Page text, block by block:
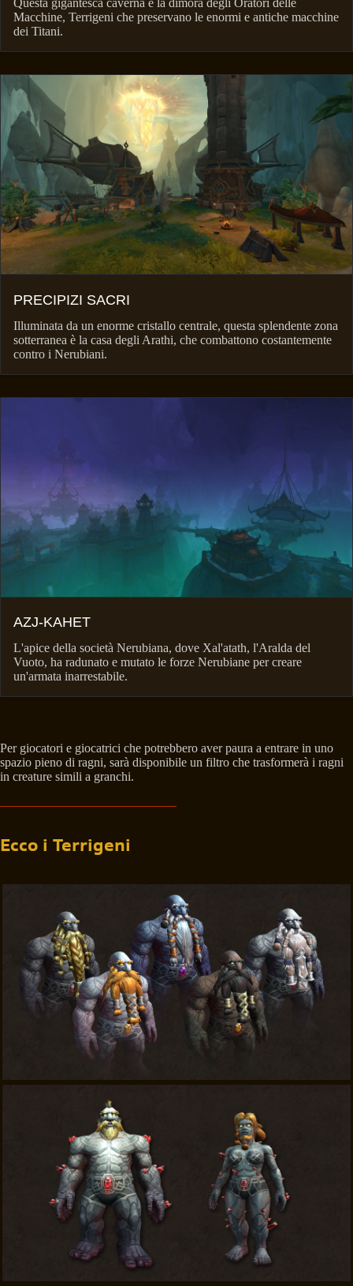
Questa gigantesca caverna è la dimora degli Oratori delle
Macchine, Terrigeni che preservano le enormi e antiche macchine
dei Titani.
PRECIPIZI SACRI
Illuminata da un enorme cristallo centrale, questa splendente zona
sotterranea è la casa degli Arathi, che combattono costantemente
contro i Nerubiani.
AZJ-KAHET
L'apice della società Nerubiana, dove Xal'atath, l'Aralda del
Vuoto, ha radunato e mutato le forze Nerubiane per creare
un'armata inarrestabile.
Per giocatori e giocatrici che potrebbero aver paura a entrare in uno
spazio pieno di ragni, sarà disponibile un filtro che trasformerà i ragni
in creature simili a granchi.
Ecco i Terrigeni